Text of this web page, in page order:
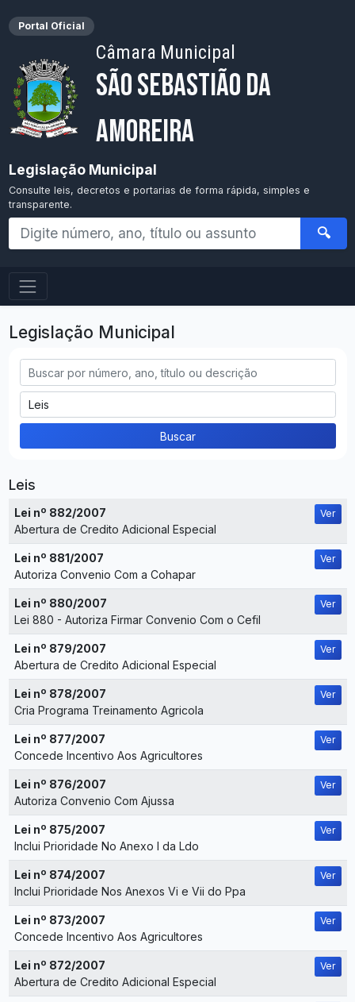
Portal Oficial
Câmara Municipal
São Sebastião da
Amoreira
Legislação Municipal
Consulte leis, decretos e portarias de forma rápida, simples e
transparente.
🔍
Legislação Municipal
Buscar
Leis
Lei nº 882/2007
Abertura de Credito Adicional Especial
Ver
Lei nº 881/2007
Autoriza Convenio Com a Cohapar
Ver
Lei nº 880/2007
Lei 880 - Autoriza Firmar Convenio Com o Cefil
Ver
Lei nº 879/2007
Abertura de Credito Adicional Especial
Ver
Lei nº 878/2007
Cria Programa Treinamento Agricola
Ver
Lei nº 877/2007
Concede Incentivo Aos Agricultores
Ver
Lei nº 876/2007
Autoriza Convenio Com Ajussa
Ver
Lei nº 875/2007
Inclui Prioridade No Anexo I da Ldo
Ver
Lei nº 874/2007
Inclui Prioridade Nos Anexos Vi e Vii do Ppa
Ver
Lei nº 873/2007
Concede Incentivo Aos Agricultores
Ver
Lei nº 872/2007
Abertura de Credito Adicional Especial
Ver